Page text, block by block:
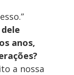
anos,
a nossa